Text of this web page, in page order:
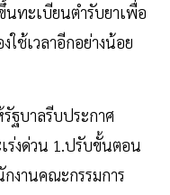
นทะเบียนตํารับยาเพื่อ
ใช้เวลาอีกอย่างน้อย
ฐบาลรีบประกาศ
ร่งด่วน 1.ปรับขั้นตอน
งานคณะกรรมการ